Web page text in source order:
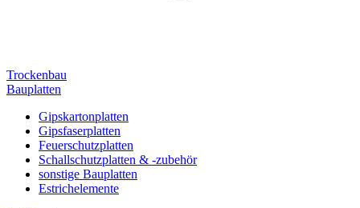
Trockenbau
Bauplatten
Gipskartonplatten
Gipsfaserplatten
Feuerschutzplatten
Schallschutzplatten & -zubehör
sonstige Bauplatten
Estrichelemente